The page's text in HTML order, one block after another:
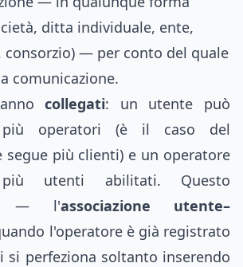
ditta individuale, ente,
consorzio) — per conto del quale
comunicazione.
collegati: un utente può
più operatori (è il caso del
segue più clienti) e un operatore
utenti abilitati. Questo
— l'associazione utente–
l'operatore è già registrato
si perfeziona soltanto inserendo